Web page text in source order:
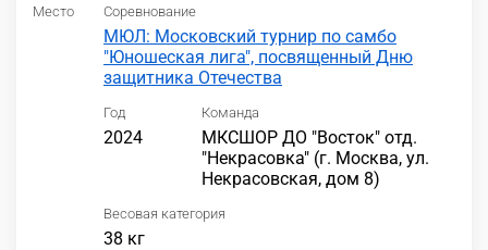
Место Соревнование
МЮЛ: Московский турнир по самбо
"Юношеская лига", посвященный Дню
защитника Отечества
Год
2024
Команда
МКСШОР ДО "Восток" отд.
"Некрасовка" (г. Москва, ул.
Некрасовская, дом 8)
Весовая категория
38 кг